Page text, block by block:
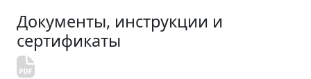
Документы, инструкции и
сертификаты